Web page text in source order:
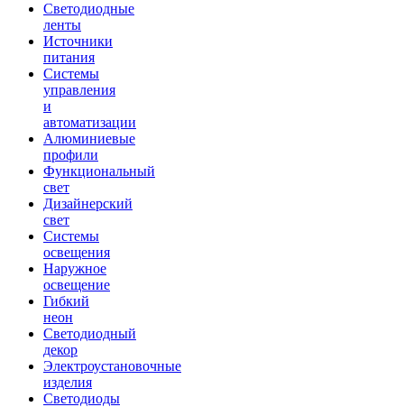
Светодиодные
ленты
Источники
питания
Системы
управления
и
автоматизации
Алюминиевые
профили
Функциональный
свет
Дизайнерский
свет
Системы
освещения
Наружное
освещение
Гибкий
неон
Светодиодный
декор
Электроустановочные
изделия
Светодиоды